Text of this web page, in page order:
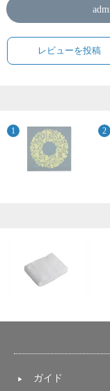
レビューを投稿
ガイド